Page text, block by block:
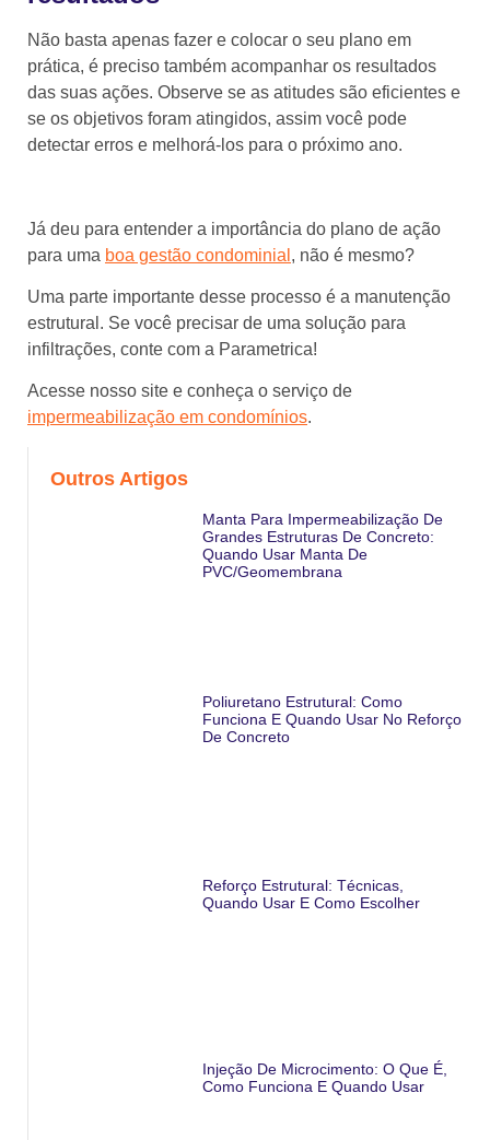
Não basta apenas fazer e colocar o seu plano em
prática, é preciso também acompanhar os resultados
das suas ações. Observe se as atitudes são eficientes e
se os objetivos foram atingidos, assim você pode
detectar erros e melhorá-los para o próximo ano.
Já deu para entender a importância do plano de ação
para uma boa gestão condominial , não é mesmo?
Uma parte importante desse processo é a manutenção
estrutural. Se você precisar de uma solução para
infiltrações, conte com a Parametrica!
Acesse nosso site e conheça o serviço de
impermeabilização em condomínios.
Outros Artigos
Manta Para Impermeabilização De
Grandes Estruturas De Concreto:
Quando Usar Manta De
PVC/geomembrana
Poliuretano Estrutural: Como
Funciona E Quando Usar No Reforço
De Concreto
Reforço Estrutural: Técnicas,
Quando Usar E Como Escolher
Injeção De Microcimento: O Que É,
Como Funciona E Quando Usar